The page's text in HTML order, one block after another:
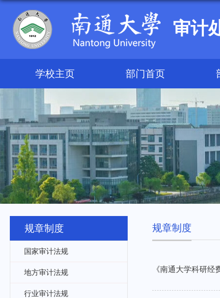
审计
学校主页 部门首页
规章制度
国家审计法规
地方审计法规
行业审计法规
规章制度
《南通大学科研